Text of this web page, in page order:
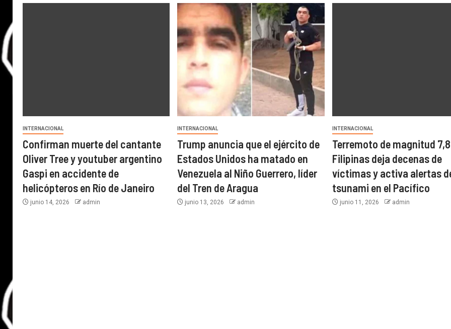
INTERNACIONAL
Confirman muerte del cantante
Oliver Tree y youtuber argentino
Gaspi en accidente de
helicópteros en Río de Janeiro
junio 14, 2026 admin
INTERNACIONAL
Trump anuncia que el ejército de
Estados Unidos ha matado en
Venezuela al Niño Guerrero, líder
del Tren de Aragua
junio 13, 2026 admin
INTERNACIONAL
Terremoto de magnitud
Filipinas deja decenas de
víctimas y activa alertas
tsunami en el Pacífico
junio 11, 2026 admin